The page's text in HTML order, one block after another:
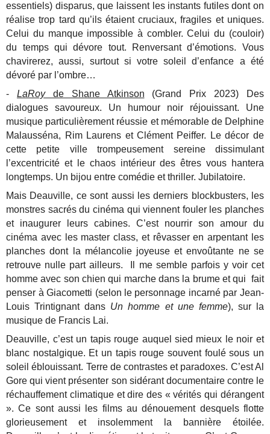
essentiels) disparus, que laissent les instants futiles dont on
réalise trop tard qu’ils étaient cruciaux, fragiles et uniques.
Celui du manque impossible à combler. Celui du (couloir)
du temps qui dévore tout. Renversant d’émotions. Vous
chavirerez, aussi, surtout si votre soleil d’enfance a été
dévoré par l’ombre…
- LaRoyde Shane Atkinson (Grand Prix 2023) Des
dialogues savoureux. Un humour noir réjouissant. Une
musique particulièrement réussie et mémorable de Delphine
Malausséna, Rim Laurens et Clément Peiffer. Le décor de
cette petite ville trompeusement sereine dissimulant
l’excentricité et le chaos intérieur des êtres vous hantera
longtemps. Un bijou entre comédie et thriller. Jubilatoire.
Mais Deauville, ce sont aussi les derniers blockbusters, les
monstres sacrés du cinéma qui viennent fouler les planches
et inaugurer leurs cabines. C’est nourrir son amour du
cinéma avec les master class, et rêvasser en arpentant les
planches dont la mélancolie joyeuse et envoûtante ne se
retrouve nulle part ailleurs. Il me semble parfois y voir cet
homme avec son chien qui marche dans la brume et qui fait
penser à Giacometti (selon le personnage incarné par Jean-
Louis Trintignant dans Un homme et une femme), sur la
musique de Francis Lai.
Deauville, c’est un tapis rouge auquel sied mieux le noir et
blanc nostalgique. Et un tapis rouge souvent foulé sous un
soleil éblouissant. Terre de contrastes et paradoxes. C’est Al
Gore qui vient présenter son sidérant documentaire contre le
réchauffement climatique et dire des « vérités qui dérangent
». Ce sont aussi les films au dénouement desquels flotte
glorieusement et insolemment la bannière étoilée.